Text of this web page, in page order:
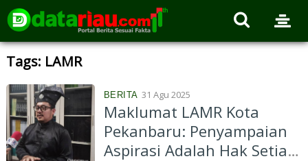
Tags: LAMR
BERITA 31 Agu 2025
Maklumat LAMR Kota
Pekanbaru: Penyampaian
Aspirasi Adalah Hak Setiap